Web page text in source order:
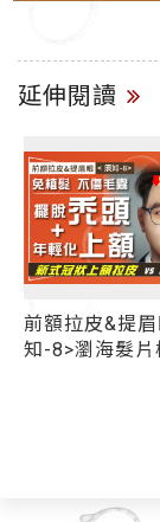
延伸閱讀
提眉眼<須
片檔不住風吹